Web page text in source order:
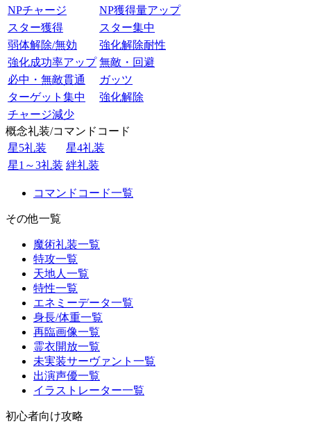
NPチャージ
NP獲得量アップ
スター獲得
スター集中
弱体解除/無効
強化解除耐性
強化成功率アップ 無敵・回避
必中・無敵貫通
ガッツ
ターゲット集中
強化解除
チャージ減少
概念礼装/コマンドコード
星5礼装
星4礼装
星1～3礼装 絆礼装
コマンドコード一覧
その他一覧
魔術礼装一覧
特攻一覧
天地人一覧
特性一覧
エネミーデータ一覧
身長/体重一覧
再臨画像一覧
霊衣開放一覧
未実装サーヴァント一覧
出演声優一覧
イラストレーター一覧
初心者向け攻略